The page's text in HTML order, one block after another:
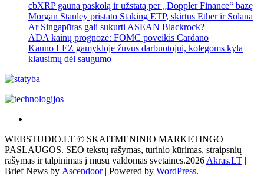
cbXRP gauna paskolą ir užstatą per „Doppler Finance“ bazę
Morgan Stanley pristato Staking ETP, skirtus Ether ir Solana
Ar Singapūras gali sukurti ASEAN Blackrock?
ADA kainų prognozė: FOMC poveikis Cardano
Kauno LEZ gamykloje žuvus darbuotojui, kolegoms kyla
klausimų dėl saugumo
tai
žemės
ploto
matavimo
WEBSTUDIO.LT © SKAITMENINIO MARKETINGO
PASLAUGOS. SEO tekstų rašymas, turinio kūrimas, straipsnių
rašymas ir talpinimas į mūsų valdomas svetaines.2026Akras.LT
Brief News by Ascendoor| Powered by WordPress.